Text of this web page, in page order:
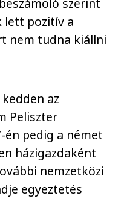
lett pozitív a
nem tudna kiállni
az
Peliszter
pedig a német
házigazdaként
nemzetközi
egyeztetés